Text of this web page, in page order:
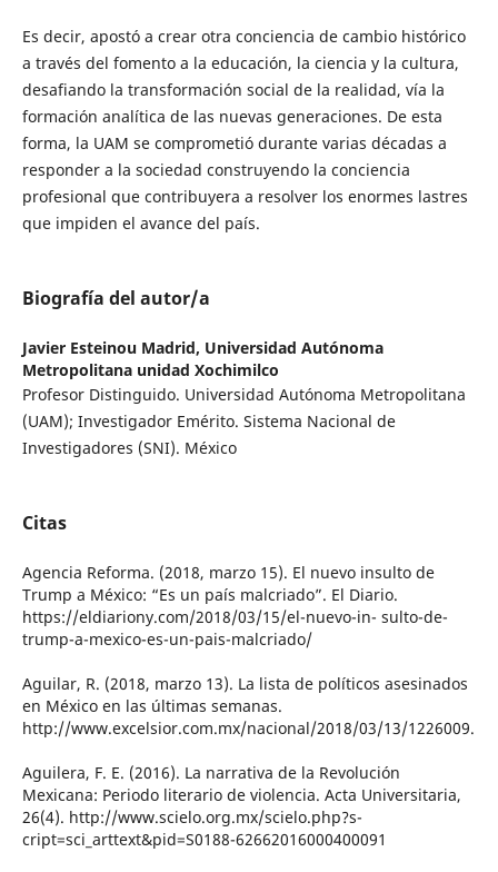
Es decir, apostó a crear otra conciencia de cambio histórico
a través del fomento a la educación, la ciencia y la cultura,
desafiando la transformación social de la realidad, vía la
formación analítica de las nuevas generaciones. De esta
forma, la UAM se comprometió durante varias décadas a
responder a la sociedad construyendo la conciencia
profesional que contribuyera a resolver los enormes lastres
que impiden el avance del país.
Biografía del autor/a
Javier Esteinou Madrid, Universidad Autónoma
Metropolitana unidad Xochimilco
Profesor Distinguido. Universidad Autónoma Metropolitana
(UAM); Investigador Emérito. Sistema Nacional de
Investigadores (SNI). México
Citas
Agencia Reforma. (2018, marzo 15). El nuevo insulto de
Trump a México: “Es un país malcriado”. El Diario.
https://eldiariony.com/2018/03/15/el-nuevo-in- sulto-de-
trump-a-mexico-es-un-pais-malcriado/
Aguilar, R. (2018, marzo 13). La lista de políticos asesinados
en México en las últimas semanas.
http://www.excelsior.com.mx/nacional/2018/03/13/1226009.
Aguilera, F. E. (2016). La narrativa de la Revolución
Mexicana: Periodo literario de violencia. Acta Universitaria,
26(4). http://www.scielo.org.mx/scielo.php?s-
cript=sci_arttext&pid=S0188-62662016000400091